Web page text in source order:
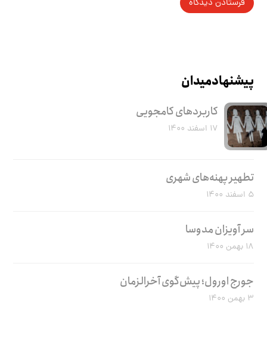
پیشنهاد میدان
کاربرد‌های کامجویی
۱۷ اسفند ۱۴۰۰
تطهیر پهنه‌های شهری
۵ اسفند ۱۴۰۰
سر آویزان مدوسا
۱۸ بهمن ۱۴۰۰
جورج اورول؛ پیش‌گوی آخرالزمان
۳ بهمن ۱۴۰۰